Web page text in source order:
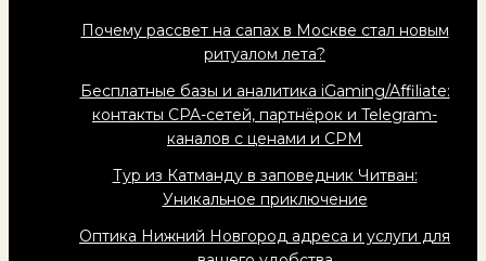
Почему рассвет на сапах в Москве стал новым
ритуалом лета?
Бесплатные базы и аналитика iGaming/Affiliate:
контакты CPA-сетей, партнёрок и Telegram-
каналов с ценами и CPM
Тур из Катманду в заповедник Читван:
Уникальное приключение
Оптика Нижний Новгород адреса и услуги для